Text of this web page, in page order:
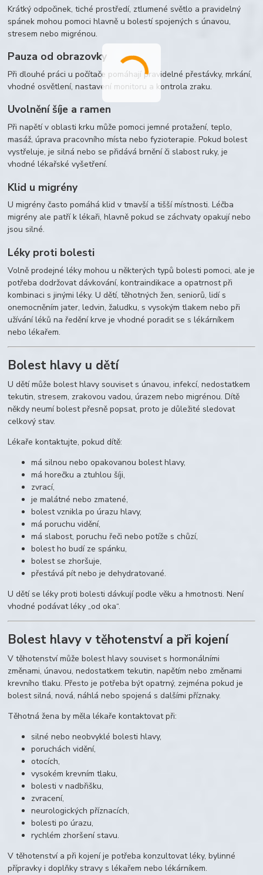
Krátký odpočinek, tiché prostředí, ztlumené světlo a pravidelný
spánek mohou pomoci hlavně u bolestí spojených s únavou,
stresem nebo migrénou.
Pauza od obrazovky
Při dlouhé práci u počítače pomáhají pravidelné přestávky, mrkání,
vhodné osvětlení, nastavení monitoru a kontrola zraku.
Uvolnění šíje a ramen
Při napětí v oblasti krku může pomoci jemné protažení, teplo,
masáž, úprava pracovního místa nebo fyzioterapie. Pokud bolest
vystřeluje, je silná nebo se přidává brnění či slabost ruky, je
vhodné lékařské vyšetření.
Klid u migrény
U migrény často pomáhá klid v tmavší a tišší místnosti. Léčba
migrény ale patří k lékaři, hlavně pokud se záchvaty opakují nebo
jsou silné.
Léky proti bolesti
Volně prodejné léky mohou u některých typů bolesti pomoci, ale je
potřeba dodržovat dávkování, kontraindikace a opatrnost při
kombinaci s jinými léky. U dětí, těhotných žen, seniorů, lidí s
onemocněním jater, ledvin, žaludku, s vysokým tlakem nebo při
užívání léků na ředění krve je vhodné poradit se s lékárníkem
nebo lékařem.
Bolest hlavy u dětí
U dětí může bolest hlavy souviset s únavou, infekcí, nedostatkem
tekutin, stresem, zrakovou vadou, úrazem nebo migrénou. Dítě
někdy neumí bolest přesně popsat, proto je důležité sledovat
celkový stav.
Lékaře kontaktujte, pokud dítě:
má silnou nebo opakovanou bolest hlavy,
má horečku a ztuhlou šíji,
zvrací,
je malátné nebo zmatené,
bolest vznikla po úrazu hlavy,
má poruchu vidění,
má slabost, poruchu řeči nebo potíže s chůzí,
bolest ho budí ze spánku,
bolest se zhoršuje,
přestává pít nebo je dehydratované.
U dětí se léky proti bolesti dávkují podle věku a hmotnosti. Není
vhodné podávat léky „od oka“.
Bolest hlavy v těhotenství a při kojení
V těhotenství může bolest hlavy souviset s hormonálními
změnami, únavou, nedostatkem tekutin, napětím nebo změnami
krevního tlaku. Přesto je potřeba být opatrný, zejména pokud je
bolest silná, nová, náhlá nebo spojená s dalšími příznaky.
Těhotná žena by měla lékaře kontaktovat při:
silné nebo neobvyklé bolesti hlavy,
poruchách vidění,
otocích,
vysokém krevním tlaku,
bolesti v nadbřišku,
zvracení,
neurologických příznacích,
bolesti po úrazu,
rychlém zhoršení stavu.
V těhotenství a při kojení je potřeba konzultovat léky, bylinné
přípravky i doplňky stravy s lékařem nebo lékárníkem.